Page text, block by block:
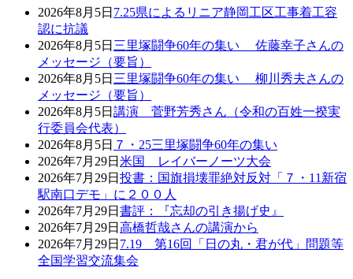
2026年8月5日 7.25県によるリニア静岡工区工事着工容
認に抗議
2026年8月5日 三里塚闘争60年の集い 佐藤幸子さんの
メッセージ（要旨）
2026年8月5日 三里塚闘争60年の集い 柳川秀夫さんの
メッセージ（要旨）
2026年8月5日 講演 菅野芳秀さん（令和の百姓一揆実
行委員会代表）
2026年8月5日 ７・25三里塚闘争60年の集い
2026年7月29日 米国 レイバーノーツ大会
2026年7月29日 投書：国旗損壊罪絶対反対「７・11新宿
駅南口デモ」に２００人
2026年7月29日 書評：『忘却の引き揚げ史』
2026年7月29日 高橋哲哉さんの講演から
2026年7月29日 7.19 第16回「日の丸・君が代」問題等
全国学習交流集会